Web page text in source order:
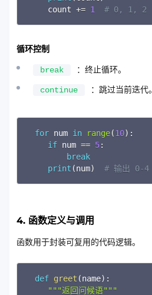
    count
+= 1 # 0, 1, 2
循环控制
break ：终止循环。
continue ：跳过当前迭代。
for num in range(10) :
if num == 5:
break
print (num) # 输出 0-4
4. 函数定义与调用
函数用于封装可复用的代码逻辑。
def greet (name) :
"""返回问候语"""